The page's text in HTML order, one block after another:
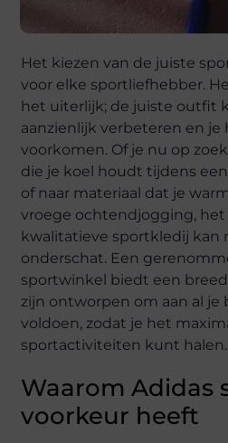
Het kiezen van de juiste
voor elke sportliefhebber.
het uiterlijk; de juiste outfit
aanzienlijk verbeteren en je
voorkomen. Of je nu op
die je koel houdt tijdens
of naar materiaal dat je
vroege ochtendjogging, het
kwalitatieve sportkledij kan
onderschat. Een
sportwinkel biedt een
zijn ontworpen om aan al je
voldoen, zodat je het
sportactiviteiten kunt halen.
Waarom Adidas
voorkeur heeft